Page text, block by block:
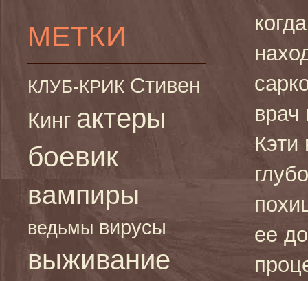
МЕТКИ
КЛУБ-КРИК Стивен
Кинг актеры
боевик
вампиры
ведьмы вирусы
выживание
врач
Кэти
ее